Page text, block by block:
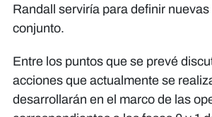
Randall serviría para definir
conjunto.
Entre los puntos que se prevé
acciones que actualmente se
desarrollarán en el marco de las